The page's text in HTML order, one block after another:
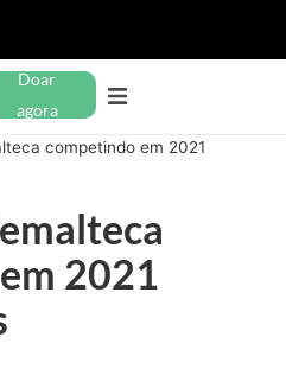
Doar
agora
competindo em 2021
2021